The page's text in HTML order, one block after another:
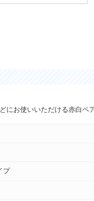
にお使いいただける赤白ペ
プ